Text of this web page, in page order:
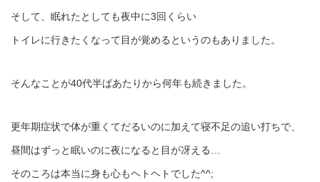
そして、眠れたとしても夜中に3回くらい
トイレに行きたくなって目が覚めるというのもありました。
そんなことが40代半ばあたりから何年も続きました。
更年期症状で体が重くてだるいのに加えて寝不足の追い打ちで、
昼間はずっと眠いのに夜になると目が冴える…
そのころは本当に身も心もヘトヘトでした^^;